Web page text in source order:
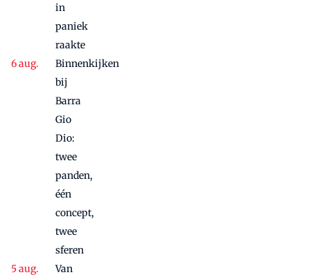
in
paniek
raakte
Binnenkijken
bij
Barra
Gio
Dio:
twee
panden,
één
concept,
twee
sferen
Van